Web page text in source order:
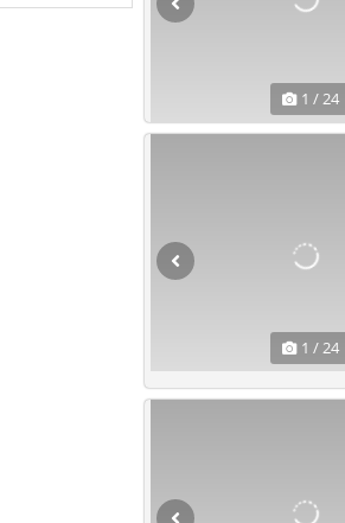
1 / 24
1 / 24